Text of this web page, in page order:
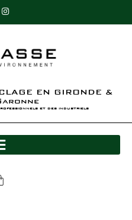
EN GIRONDE &
et des industriels